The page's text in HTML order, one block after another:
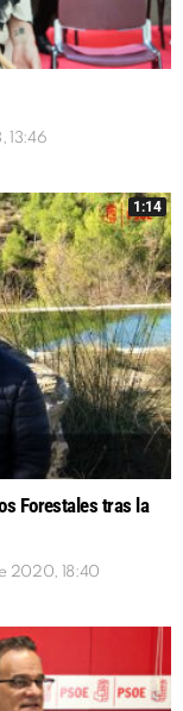
13:46
1:14
Forestales tras la
2020, 18:40